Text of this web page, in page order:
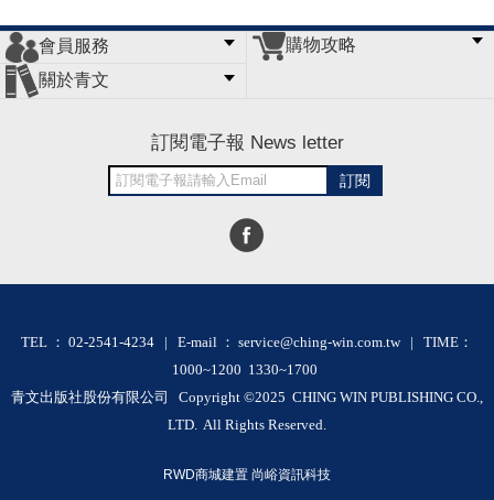
會員服務
會員辦法
客服信箱
隱私條款
網站導覽
購物攻略
關於青文
訂閱電子報 News letter
訂閱
TEL ： 02-2541-4234 | E-mail ： service@ching-win.com.tw | TIME：
1000~1200 1330~1700
青文出版社股份有限公司 Copyright ©2025 CHING WIN PUBLISHING CO.,
LTD. All Rights Reserved.
RWD商城建置 尚峪資訊科技